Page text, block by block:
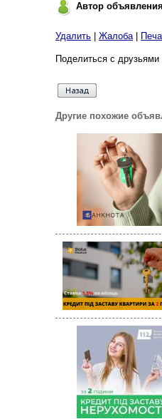
Автор
Удалить Жалоба|
Поделиться с
Другие похожие